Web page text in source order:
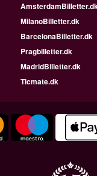
MilanoBilletter.dk
BarcelonaBilletter.dk
Pragbilletter.dk
MadridBilletter.dk
Ticmate.dk